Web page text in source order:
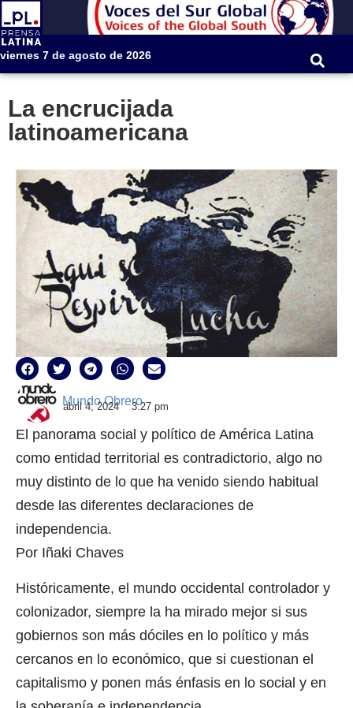
viernes 7 de agosto de 2026
La encrucijada
latinoamericana
Mundo Obrero
abril 4, 2024 3:27 pm
El panorama social y político de América Latina
como entidad territorial es contradictorio, algo no
muy distinto de lo que ha venido siendo habitual
desde las diferentes declaraciones de
independencia.
Por Iñaki Chaves
Históricamente, el mundo occidental controlador y
colonizador, siempre la ha mirado mejor si sus
gobiernos son más dóciles en lo político y más
cercanos en lo económico, que si cuestionan el
capitalismo y ponen más énfasis en lo social y en